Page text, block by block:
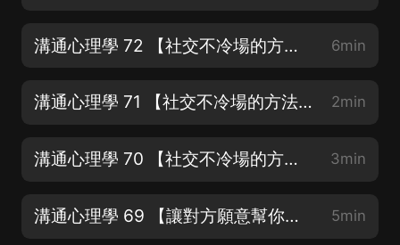
溝通心理學 72 【社交不冷場的方法】不失時機地打好圓場 6min
溝通心理學 71 【社交不冷場的方法】起了衝突，及時“降溫” 2min
溝通心理學 70 【社交不冷場的方法】打破冷場，轉移注意力 3min
溝通心理學 69 【讓對方願意幫你的心理戰術】投其所好，引發情感共鳴 5min